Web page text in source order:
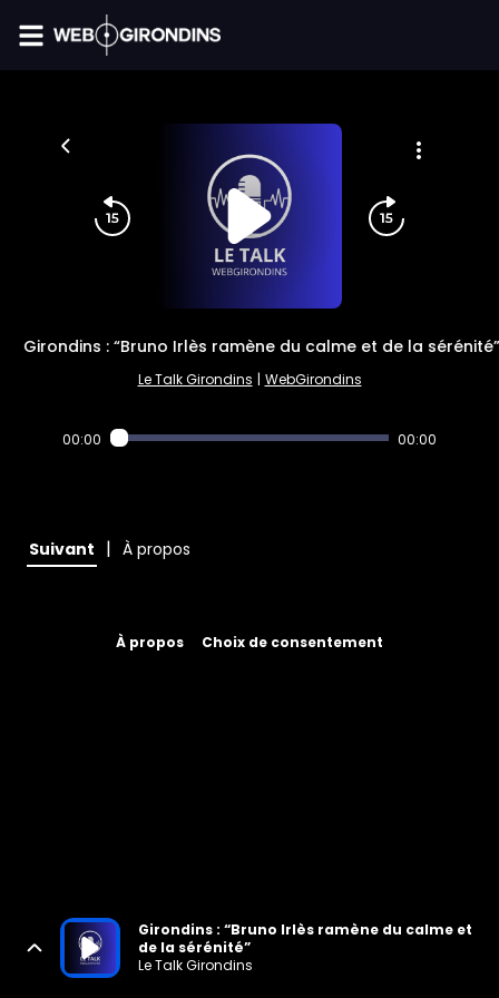
Girondins : “Bruno Irlès ramène du calme et de la sérénité”
Le Talk Girondins | WebGirondins
00:00 00:00
Suivant | À propos
À propos Choix de consentement
Girondins : “Bruno Irlès ramène du calme et
de la sérénité”
Le Talk Girondins